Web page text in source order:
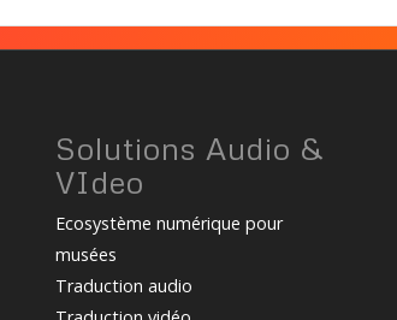
Solutions Audio &
VIdeo
Ecosystème numérique pour
musées
Traduction audio